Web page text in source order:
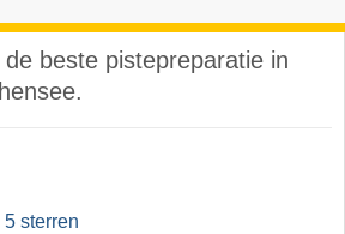
beste pistepreparatie in
sterren